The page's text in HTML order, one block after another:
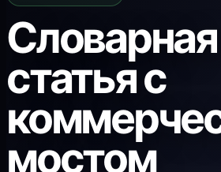
Словарная
статья с
мостом